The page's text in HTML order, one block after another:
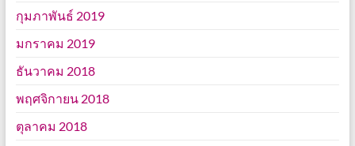
กุมภาพันธ์ 2019
มกราคม 2019
ธันวาคม 2018
พฤศจิกายน 2018
ตุลาคม 2018